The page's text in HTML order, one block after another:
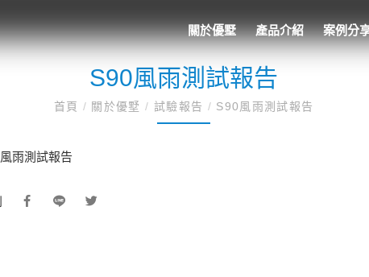
關於優墅 產品介紹 案例分
S90風雨測試報告
首頁 / 關於優墅/ 試驗報告 / S90風雨測試報告